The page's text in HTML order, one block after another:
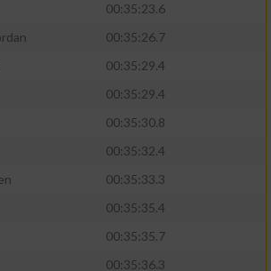
00:35:23.6
00:35:26.7
00:35:29.4
00:35:29.4
00:35:30.8
00:35:32.4
00:35:33.3
00:35:35.4
00:35:35.7
00:35:36.3